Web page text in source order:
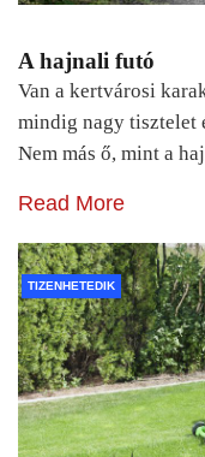
A hajnali futó
Van a kertvárosi
mindig nagy tisztelet
Nem más ő, mint a
Read More
TIZENHETEDIK